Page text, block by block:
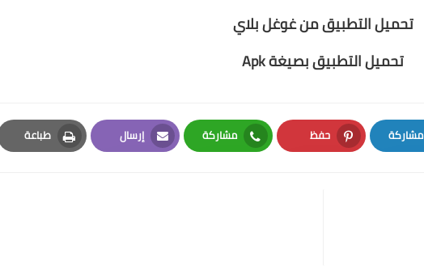
تحميل التطبيق من غوغل بلاي
تحميل التطبيق بصيغة Apk
مشاركة
LinkedIn
حفظ
Pinterest
مشاركة
Whatsapp
إرسال
Email
طباعة
Print